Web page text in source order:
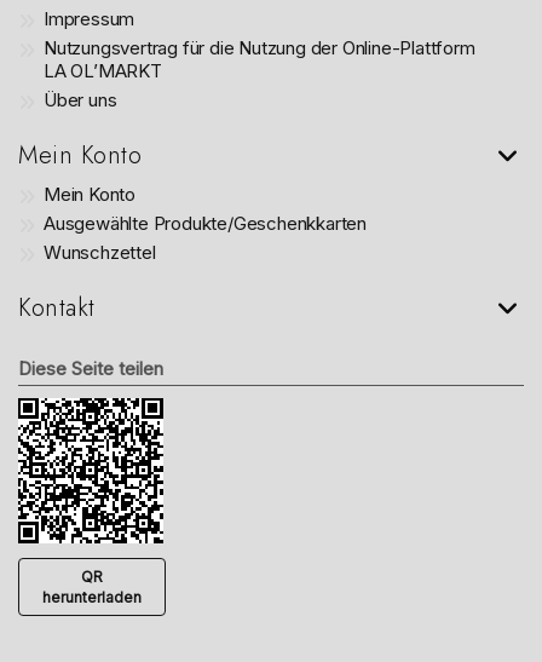
Impressum
Nutzungsvertrag für die Nutzung der Online-Plattform
LA OL’MARKT
Über uns
Mein Konto
Mein Konto
Ausgewählte Produkte/Geschenkkarten
Wunschzettel
Kontakt
Diese Seite teilen
QR
herunterladen